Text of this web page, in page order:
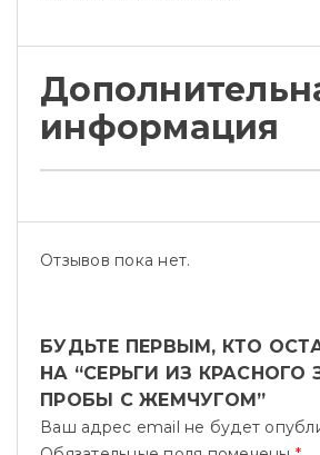
информация
Отзывов пока нет.
БУДЬТЕ ПЕРВЫМ, КТО
НА “СЕРЬГИ ИЗ КРАСНОГО
ПРОБЫ С ЖЕМЧУГОМ”
Ваш адрес email не будет